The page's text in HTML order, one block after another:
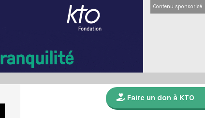
Contenu sponsorisé
Faire un don à KTO